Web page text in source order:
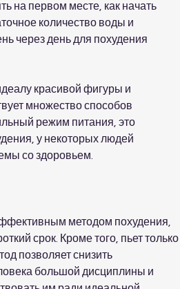
на первом месте, как начать
количество воды и
через день для похудения
красивой фигуры и
множество способов
режим питания, это
у некоторых людей
со здоровьем.
методом похудения,
срок. Кроме того, пьет только
позволяет снизить
большой дисциплины и